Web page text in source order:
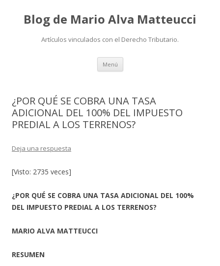
Blog de Mario Alva Matteucci
Artículos vinculados con el Derecho Tributario.
Menú Ir
contenido
¿POR QUÉ SE COBRA UNA TASA
ADICIONAL DEL 100% DEL IMPUESTO
PREDIAL A LOS TERRENOS?
Deja una respuesta
[Visto: 2735 veces]
¿POR QUÉ SE COBRA UNA TASA ADICIONAL DEL 100%
DEL IMPUESTO PREDIAL A LOS TERRENOS?
MARIO ALVA MATTEUCCI
RESUMEN